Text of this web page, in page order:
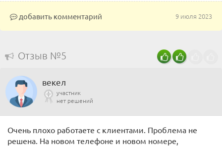
9 июля 2023
добавить комментарий
Отзыв №5
векел
участник
нет решений
Очень плохо работаете с клиентами. Проблема не
решена. На новом телефоне и новом номере,